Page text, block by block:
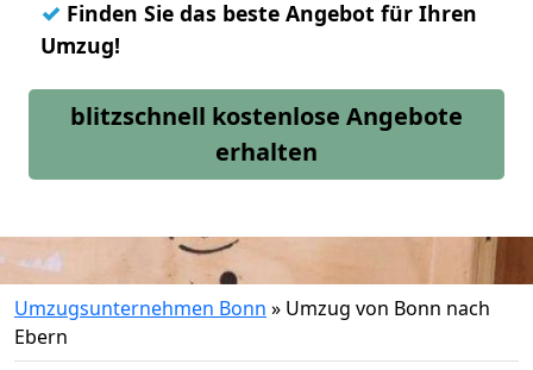
✓ Finden Sie das beste Angebot für Ihren
Umzug!
blitzschnell kostenlose Angebote
erhalten
Umzugsunternehmen Bonn » Umzug von Bonn nach
Ebern